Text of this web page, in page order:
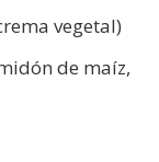
vegetal)
de maíz,